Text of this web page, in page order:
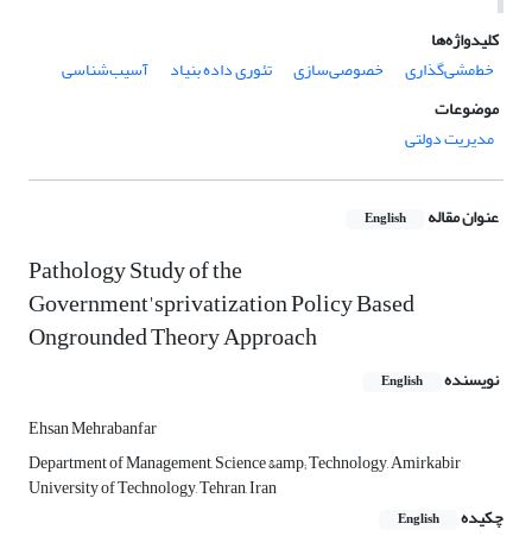
کلیدواژه‌ها
خط‌مشی‌گذاری
خصوصی‌سازی تئوری داده بنیاد
آسیب‌شناسی
موضوعات
مدیریت دولتی
عنوان مقاله English
Pathology Study of the
Government'sprivatization Policy Based
Ongrounded Theory Approach
نویسنده English
Ehsan Mehrabanfar
Department of Management, Science &amp; Technology, Amirkabir
University of Technology, Tehran, Iran
چکیده
English